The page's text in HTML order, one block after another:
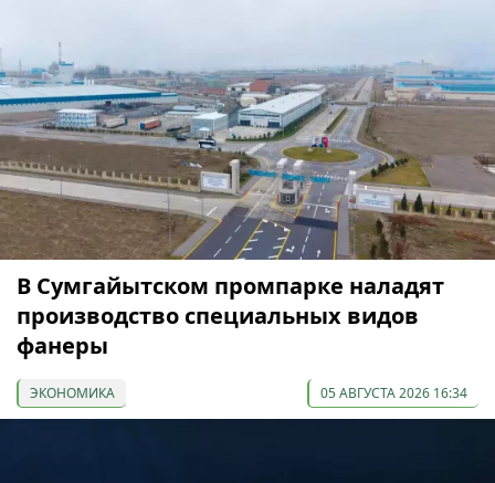
В Сумгайытском промпарке наладят
производство специальных видов
фанеры
ЭКОНОМИКА 05 АВГУСТА 2026 16:34